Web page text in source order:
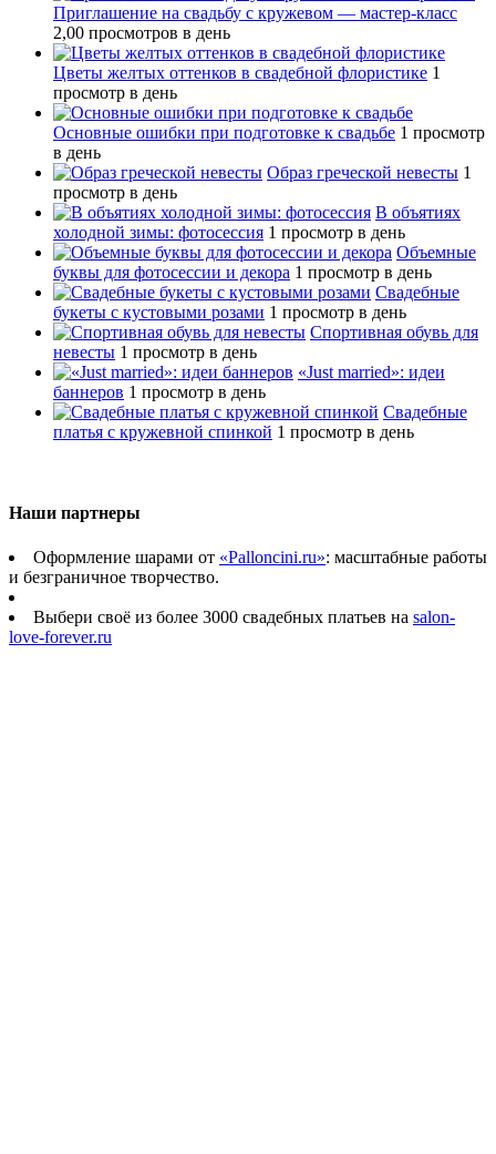
Приглашение на свадьбу с кружевом — мастер-класс
2,00 просмотров в день
Цветы желтых оттенков в свадебной флористике 1
просмотр в день
Основные ошибки при подготовке к свадьбе 1 просмотр
в день
Образ греческой невесты 1
просмотр в день
В объятиях
холодной зимы: фотосессия 1 просмотр в день
Объемные
буквы для фотосессии и декора 1 просмотр в день
Свадебные
букеты с кустовыми розами 1 просмотр в день
Спортивная обувь для
невесты 1 просмотр в день
«Just married»: идеи
баннеров 1 просмотр в день
Свадебные
платья с кружевной спинкой 1 просмотр в день
Наши партнеры
Оформление шарами от «Palloncini.ru»: масштабные работы
и безграничное творчество.
Выбери своё из более 3000 свадебных платьев на salon-
love-forever.ru